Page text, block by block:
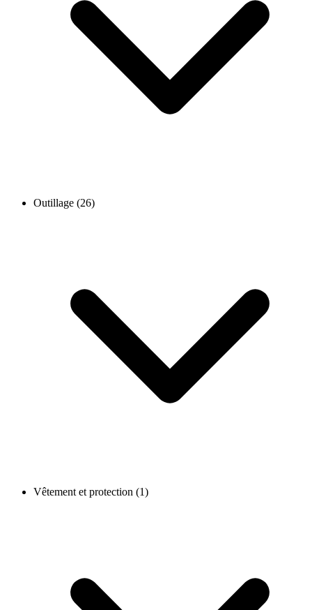
Outillage (26)
Vêtement et protection (1)